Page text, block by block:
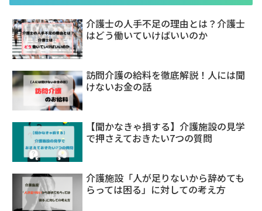
介護士の人手不足の理由とは？介護士
はどう働いていけばいいのか
訪問介護の給料を徹底解説！人には聞
けないお金の話
【聞かなきゃ損する】介護施設の見学
で押さえておきたい7つの質問
介護施設「人が足りないから辞めても
らっては困る」に対しての考え方